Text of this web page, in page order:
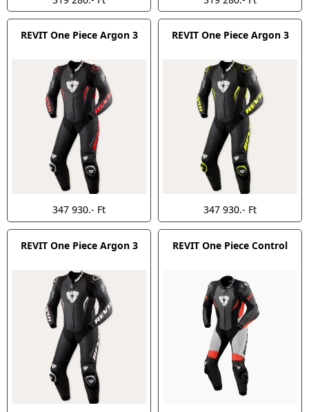
REVIT One Piece Argon 3
347 930.- Ft
REVIT One Piece Argon 3
347 930.- Ft
REVIT One Piece Argon 3 REVIT One Piece Control